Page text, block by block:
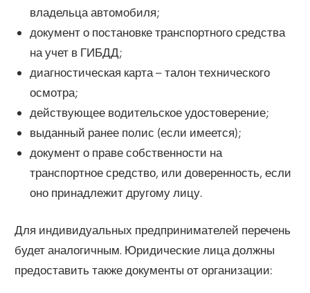
владельца автомобиля;
документ о постановке транспортного средства
на учет в ГИБДД;
диагностическая карта – талон технического
осмотра;
действующее водительское удостоверение;
выданный ранее полис (если имеется);
документ о праве собственности на
транспортное средство, или доверенность, если
оно принадлежит другому лицу.
Для индивидуальных предпринимателей перечень
будет аналогичным. Юридические лица должны
предоставить также документы от организации: